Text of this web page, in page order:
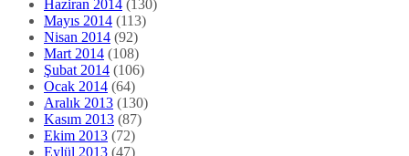
Haziran 2014 (130)
Mayıs 2014 (113)
Nisan 2014 (92)
Mart 2014 (108)
Şubat 2014 (106)
Ocak 2014 (64)
Aralık 2013 (130)
Kasım 2013 (87)
Ekim 2013 (72)
Eylül 2013 (47)